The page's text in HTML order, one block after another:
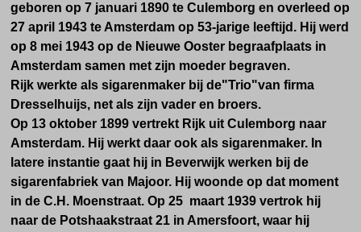
geboren op 7 januari 1890 te Culemborg en overleed op
27 april 1943 te Amsterdam op 53-jarige leeftijd. Hij werd
op 8 mei 1943 op de Nieuwe Ooster begraafplaats in
Amsterdam samen met zijn moeder begraven.
Rijk werkte als sigarenmaker bij de"Trio"van firma
Dresselhuijs, net als zijn vader en broers.
Op 13 oktober 1899 vertrekt Rijk uit Culemborg naar
Amsterdam. Hij werkt daar ook als sigarenmaker. In
latere instantie gaat hij in Beverwijk werken bij de
sigarenfabriek van Majoor. Hij woonde op dat moment
in de C.H. Moenstraat. Op 25 maart 1939 vertrok hij
naar de Potshaakstraat 21 in Amersfoort, waar hij